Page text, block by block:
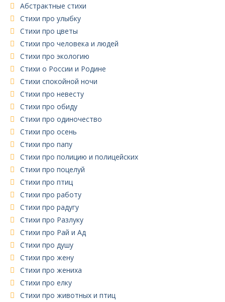
Абстрактные стихи
Стихи про улыбку
Стихи про цветы
Стихи про человека и людей
Стихи про экологию
Стихи о России и Родине
Стихи спокойной ночи
Стихи про невесту
Стихи про обиду
Стихи про одиночество
Стихи про осень
Стихи про папу
Стихи про полицию и полицейских
Стихи про поцелуй
Стихи про птиц
Стихи про работу
Стихи про радугу
Стихи про Разлуку
Стихи про Рай и Ад
Стихи про душу
Стихи про жену
Стихи про жениха
Стихи про елку
Стихи про животных и птиц